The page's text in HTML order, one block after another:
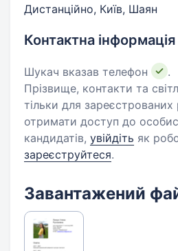
Дистанційно, Київ, Шаян
Контактна інформація
Шукач вказав телефон
.
Прізвище, контакти та
тільки для
отримати доступ до
кандидатів, увійдіть як
зареєструйтеся.
Завантажений